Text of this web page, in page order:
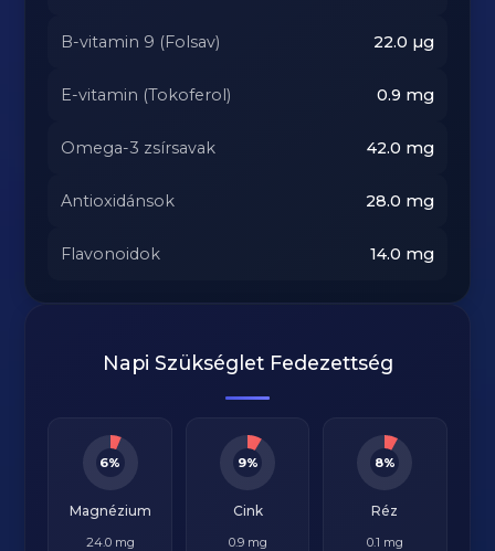
B-vitamin 9 (Folsav) 22.0 µg
E-vitamin (Tokoferol) 0.9 mg
Omega-3 zsírsavak 42.0 mg
Antioxidánsok 28.0 mg
Flavonoidok 14.0 mg
Napi Szükséglet Fedezettség
6%
Magnézium
24.0 mg
9%
Cink
0.9 mg
8%
Réz
0.1 mg